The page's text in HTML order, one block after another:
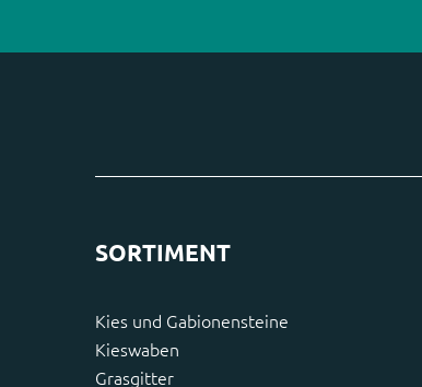
SORTIMENT
Kies und Gabionensteine
Kieswaben
Grasgitter